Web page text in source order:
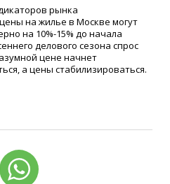
рынка
на жилье в Москве могут
на 10%-15% до начала
делового сезона спрос
цене начнет
а цены стабилизироваться.